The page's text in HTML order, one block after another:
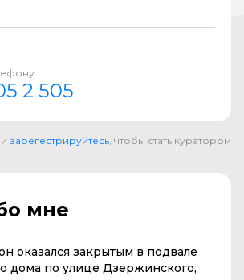
2 505
зарегестрируйтесь , чтобы стать куратором
мне
оказался закрытым в подвале
дома по улице Дзержинского,